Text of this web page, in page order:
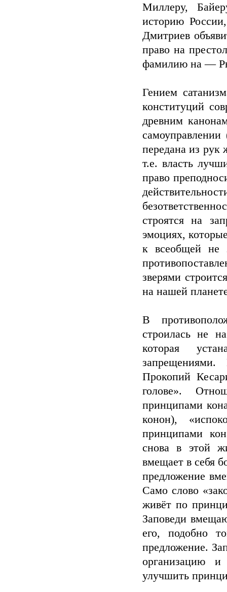
Миллеру,
историю
Дмитриев
право на
фамилию на —
Гением
конституций
древним
передана из
т.е. власть
право
строятся на
эмоциях,
к всеобщей не
зверями
на нашей
В
строилась не
которая
Прокопий
голове».
принципами
конон),
принципами
снова в этой
вмещает в себя
предложение
Само слово
живёт по
Заповеди
его, подобно
предложение.
организацию
улучшить